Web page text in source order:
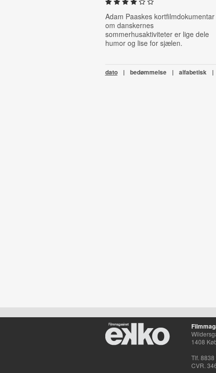
Adam Paaskes kortfilmdokumentar
om danskernes
sommerhusaktiviteter er lige dele
humor og lise for sjælen.
dato | bedømmelse | alfabetisk |
1408
Tlf.
CVR.